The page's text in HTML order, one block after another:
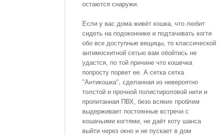
остаются снаружи.
Если у вас дома живёт кошка, что любит
сидеть на подоконнике и подтачивать когти
обо все доступные вещицы, то классической
антимоскитной сетью вам обойтись не
удастся, по той причине что кошечка
попросту порвет ее. А сетка сетка
"Антикошка", сделанная из невероятно
толстой и прочной полистироловой нити и
пропитанная ПВХ, безо всяких проблем
выдерживает постоянные встречи с
кошачьими когтями, не даёт коту шанса
выйти через окно и не пускает в дом